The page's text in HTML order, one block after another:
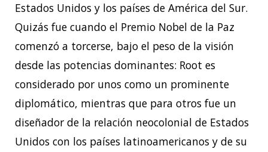
Estados Unidos y los países de América del Sur.
Quizás fue cuando el Premio Nobel de la Paz
comenzó a torcerse, bajo el peso de la visión
desde las potencias dominantes: Root es
considerado por unos como un prominente
diplomático, mientras que para otros fue un
diseñador de la relación neocolonial de Estados
Unidos con los países latinoamericanos y de su